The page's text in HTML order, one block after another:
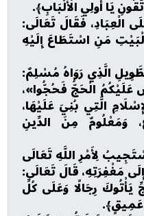
يَا أُولِي الْأَلْبَابِ﴾.
الْعِبَادِ، فَقَالَ تَعَالَى:
مَنِ اسْتَطَاعَ إِلَيْهِ
الَّذِي رَوَاهُ مُسْلِمٌ:
عَلَيْكُمُ الْحَجُّ فَحُجُّوا»،
الَّتِي بُنِيَ عَلَيْهَا،
وَمَعْلُومٌ مِنَ الدِّينِ
لِأَمْرِ اللَّهِ تَعَالَى
مَغْفِرَتِهِ، قَالَ تَعَالَى:
رِجَالًا وَعَلَى كُلِّ